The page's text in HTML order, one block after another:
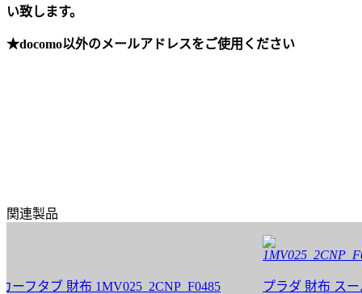
い致します。
★docomo以外のメールアドレスをご使用ください
関連製品
タブ 財布 1MV025_2CNP_F0485
1MV025_2CNP_F0485
プラダ 財布 スーパ